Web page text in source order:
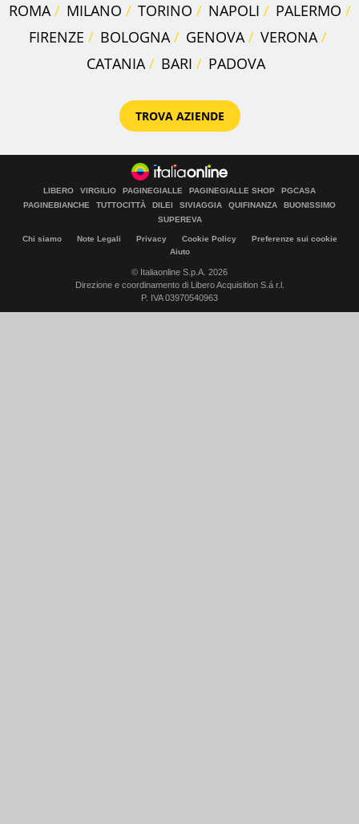
ROMA MILANO TORINO NAPOLI
PALERMO
FIRENZE
BOLOGNA GENOVA
VERONA
CATANIA
BARI PADOVA
TROVA AZIENDE
LIBERO VIRGILIO PAGINEGIALLE PAGINEGIALLE SHOP
PGCASA
PAGINEBIANCHE
TUTTOCITTÀ DILEI SIVIAGGIA QUIFINANZA
BUONISSIMO
SUPEREVA
Chi siamo Note Legali Privacy Cookie Policy
Preferenze sui cookie
Aiuto
© Italiaonline S.p.A. 2026
Direzione e coordinamento di Libero Acquisition S.á r.l.
P. IVA 03970540963